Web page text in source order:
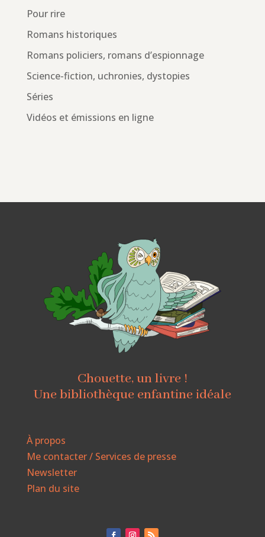
Pour rire
Romans historiques
Romans policiers, romans d’espionnage
Science-fiction, uchronies, dystopies
Séries
Vidéos et émissions en ligne
Chouette, un livre !
Une bibliothèque enfantine idéale
À propos
Me contacter / Services de presse
Newsletter
Plan du site